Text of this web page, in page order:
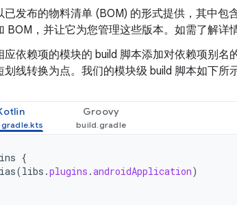
已发布的物料清单 (BOM) 的形式提供，其中包
BOM，并让它为您管理这些版本。如需了解详
应依赖项的模块的 build 脚本添加对依赖项别
划线转换为点。我们的模块级 build 脚本如下所
Groovy
{
(libs .plugins .androidApplication)